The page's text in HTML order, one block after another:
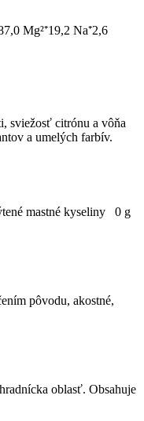
Mg²⁺19,2 Na⁺2,6
sviežosť citrónu a vôňa
a umelých farbív.
mastné kyseliny 0 g
pôvodu, akostné,
oblasť. Obsahuje